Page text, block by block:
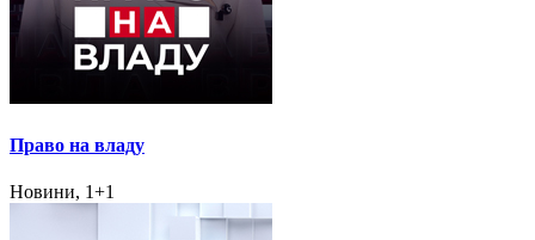
Право на владу
Новини, 1+1